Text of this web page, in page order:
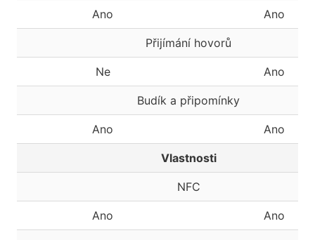
Ano Ano
Přijímání hovorů
Ne Ano
Budík a připomínky
Ano Ano
Vlastnosti
NFC
Ano Ano